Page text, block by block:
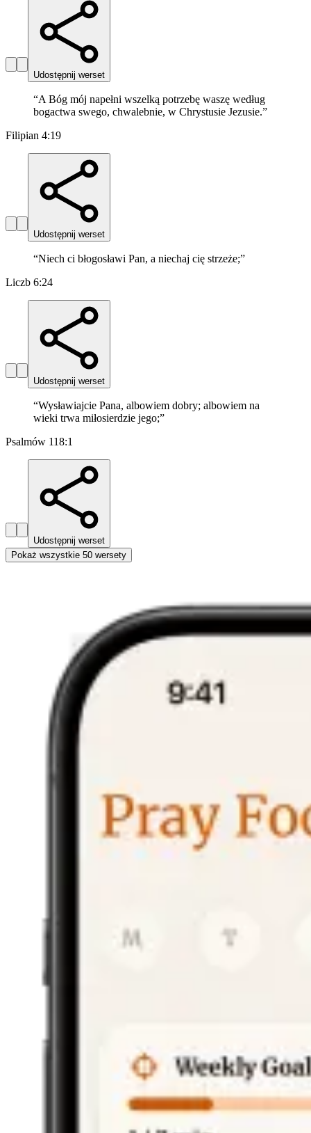
Udostępnij werset
“A Bóg mój napełni wszelką potrzebę waszę według
bogactwa swego, chwalebnie, w Chrystusie Jezusie.”
Filipian 4:19
Udostępnij werset
“Niech ci błogosławi Pan, a niechaj cię strzeże;”
Liczb 6:24
Udostępnij werset
“Wysławiajcie Pana, albowiem dobry; albowiem na
wieki trwa miłosierdzie jego;”
Psalmów 118:1
Udostępnij werset
Pokaż wszystkie 50 wersety